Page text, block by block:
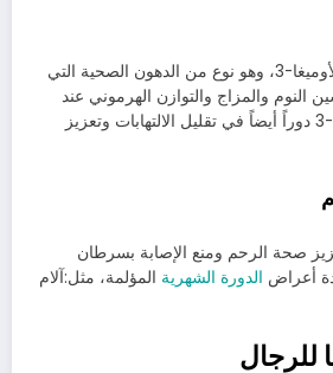
تحتوي بذور الشيا على الأوميغا-3، وهو نوع من الدهون الصحية التي
والمزاج والتوازن الهرموني عند
النساء، قد يكون الأوميغا-3 دوراً أيضاً في تقليل الالتهابات وتعزيز
صحة الرحم ومنع الإصابة بسرطان
أعراض الدورة الشهرية المؤلمة، مثل:آلام
للرجال